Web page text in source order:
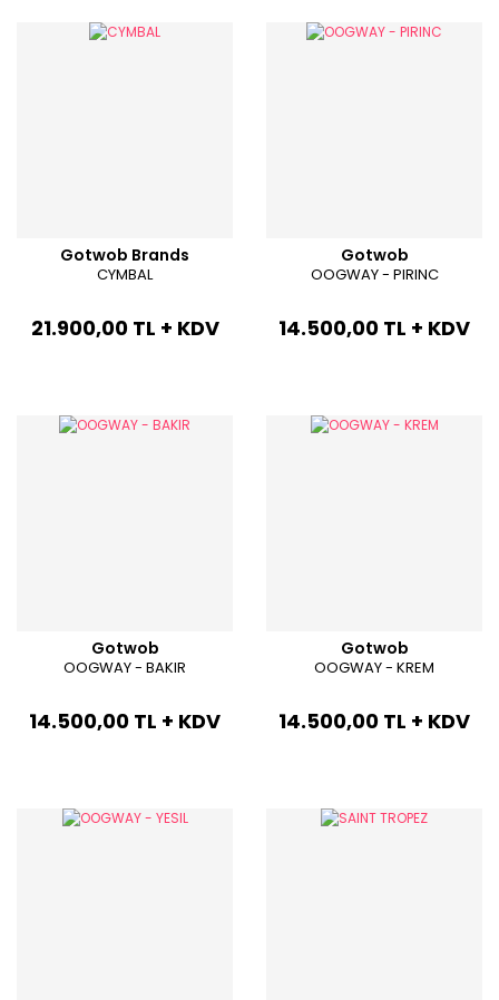
Gotwob Brands
CYMBAL
21.900,00 TL + KDV
Gotwob
OOGWAY - PIRINC
14.500,00 TL + KDV
Gotwob
OOGWAY - BAKIR
14.500,00 TL + KDV
Gotwob
OOGWAY - KREM
14.500,00 TL + KDV